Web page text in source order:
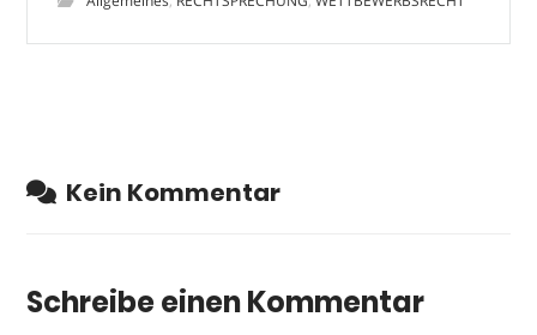
Kein Kommentar
Schreibe einen Kommentar